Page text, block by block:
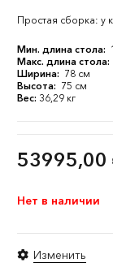
Простая сборка: у
Мин. длина стола:
Макс. длина стола:
Ширина: 78 см
Высота: 75 см
Вес: 36,29 кг
53995,00
Нет в наличии
Изменить